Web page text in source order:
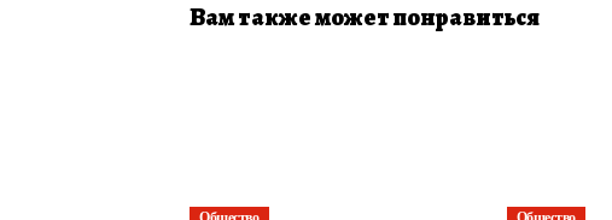
Вам также может понравиться